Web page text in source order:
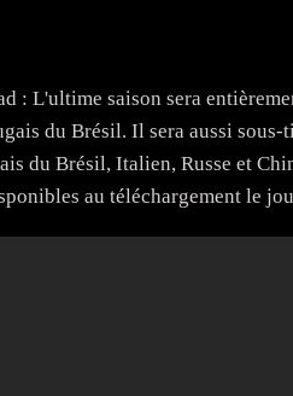
: L'ultime saison sera
du Brésil. Il sera aussi
du Brésil, Italien, Russe et
au téléchargement le